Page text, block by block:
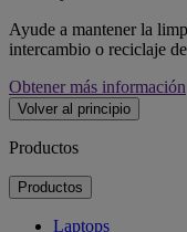
Ayude a mantener la
intercambio o reciclaje
Obtener más información
Volver al principio
Productos
Productos
Laptops